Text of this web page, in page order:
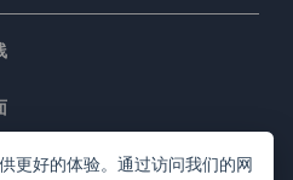
更好的体验。通过访问我们的网